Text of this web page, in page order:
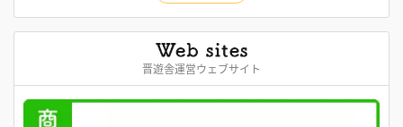
晋遊舎運営ウェブサイト